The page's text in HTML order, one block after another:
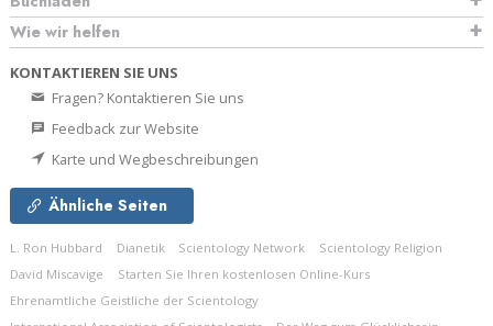
Wie wir helfen
KONTAKTIEREN SIE UNS
Fragen? Kontaktieren Sie uns
Feedback zur Website
Karte und Wegbeschreibungen
Ähnliche Seiten
L. Ron Hubbard Dianetik Scientology Network
Scientology Religion
David Miscavige
Starten Sie Ihren kostenlosen Online-Kurs
Ehrenamtliche Geistliche der Scientology